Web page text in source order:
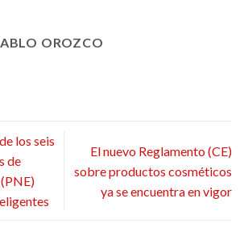
OROZCO
los seis
de
El nuevo Reglamento (CE)
sobre productos cosméticos
ya se encuentra en vigor